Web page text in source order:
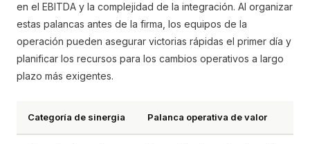
en el EBITDA y la complejidad de la integración. Al organizar
estas palancas antes de la firma, los equipos de la
operación pueden asegurar victorias rápidas el primer día y
planificar los recursos para los cambios operativos a largo
plazo más exigentes.
Categoría de sinergia Palanca operativa de valor